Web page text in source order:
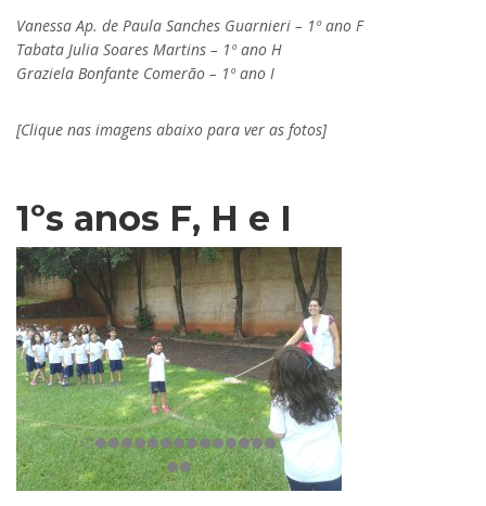
Vanessa Ap. de Paula Sanches Guarnieri – 1º ano F
Tabata Julia Soares Martins – 1º ano H
Graziela Bonfante Comerão – 1º ano I
[Clique nas imagens abaixo para ver as fotos]
1ºs anos F, H e I